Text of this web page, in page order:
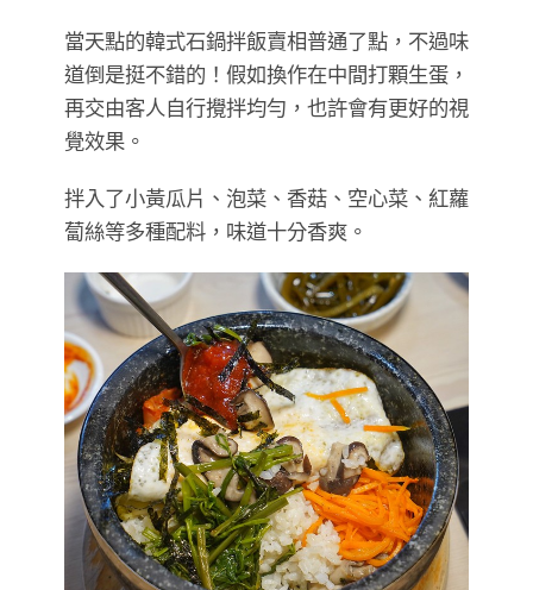
​​​​​​​當天點的韓式石鍋拌飯賣相普通了點，不過味
道倒是挺不錯的！假如換作在中間打顆生蛋，
再交由客人自行攪拌均勻，也許會有更好的視
覺效果。
拌入了小黃瓜片、泡菜、香菇、空心菜、紅蘿
蔔絲等多種配料，味道十分香爽。